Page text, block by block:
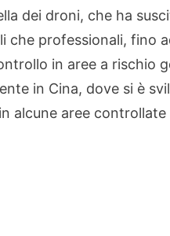
dei droni, che ha
che professionali, fino
in aree a rischio
in Cina, dove si è
alcune aree